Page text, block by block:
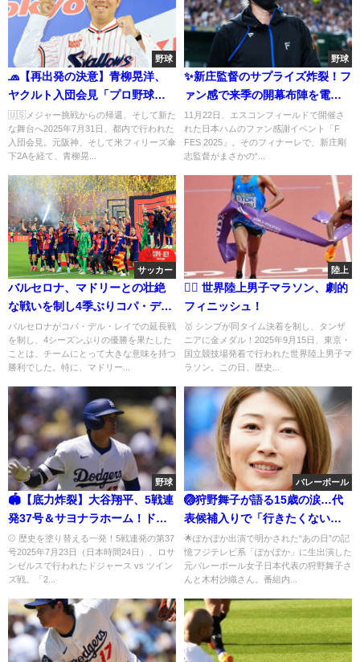
野球
🧢【再出発の決意】青柳晃洋、
ヤクルト入団会見「プロ野球選
手を続けられる喜びが大きい」
🇺🇸メジャー挑戦からの帰還、そして新た
な舞台へ2025年7月31日、都内で行われた
入団会見。元阪神、そして米フィリーズ傘
下2Aを経て、青柳晃...
野球
✨新庄監督のサプライズ炸裂！フ
ァン感で来季の開幕布陣を電撃
発表
11月22日、エスコンフィールドで開催さ
れた日本ハムのファン感謝イベント「F
FES 2025」。そのフィナーレで、新庄剛
志監督がまさかの“...
サッカー
バルセロナ、マドリーとの壮絶
な戦いを制し4季ぶりコパ・デ
ル・レイ優勝！
バルセロナがコパ・デル・レイでの延長戦
を制し、4シーズンぶりの優勝を果たした
ことは、チームにとって大きな意味を持つ
勝利でした。特に、マドリー...
陸上
🏃‍♂️ 世界陸上男子マラソン、劇的
フィニッシュ！
🥇 シンブが同タイム決着を制し、タンザ
ニアに金メダル！2025年9月15日、東京・
国立競技場発着で行われた世界陸上男子マ
ラソン。この日、歴史...
野球
🏟️【底力炸裂】大谷翔平、5戦連
発37号＆サヨナラホーム！ドジ
ャース劇的勝利に沸くロサンゼ
ルス
⚾ 歴史を塗り替える一発！5戦連発の第37
号2025年7月23日（日本時間24日）、ロサ
ンゼルスで行われたドジャース vs ツイン
ズ戦。「2...
バレーボール
🏐狩野舞子が語る15歳の涙…代
表候補入りで「行きたくない」
と泣いた日
🌟ぽかぽか出演で明かされた“あの日”の記
憶フジテレビ系「ぽかぽか」に生出演した
元バレーボール女子日本代表の狩野舞子さ
んと木村沙織さん。番組内...